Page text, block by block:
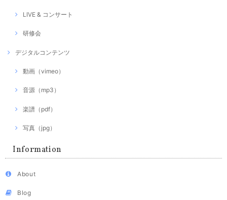
LIVE & コンサート
研修会
デジタルコンテンツ
動画（vimeo）
音源（mp3）
楽譜（pdf）
写真（jpg）
Information
About
Blog